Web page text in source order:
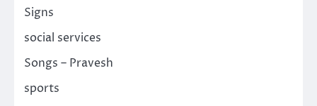
Signs
social services
Songs – Pravesh
sports